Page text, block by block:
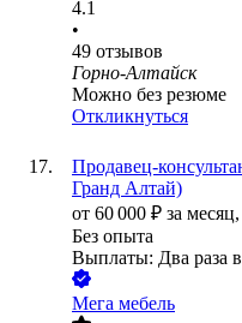
4.1
•
49 отзывов
Горно-Алтайск
Можно без резюме
Откликнуться
Продавец-
Гранд Алтай)
от 60 000 ₽ за месяц,
Без опыта
Выплаты: Два раза
Мега мебель